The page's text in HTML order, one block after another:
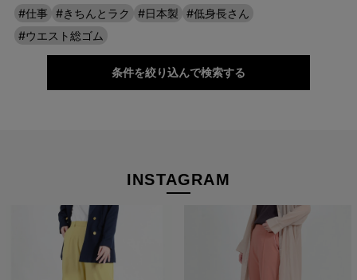
広がりすぎない絶妙なシルエットと落ち感で、脚のラインを自然
にカバー。トップスを選ばず、毎日の装いを上品に整えてくれま
#仕事 #きちんとラク #日本製
#低身長さん
#ウエスト総ゴム
条件を絞り込んで検索する
INSTAGRAM